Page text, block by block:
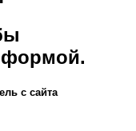
формой.
с сайта